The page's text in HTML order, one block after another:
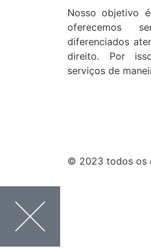
Nosso objetivo
oferecemos
diferenciados
direito. Por
serviços de
© 2023 todos os